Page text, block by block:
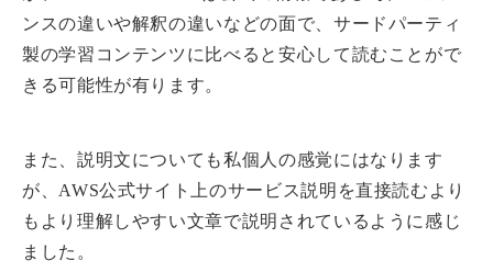
ンスの違いや解釈の違いなどの面で、サードパーティ
製の学習コンテンツに比べると安心して読むことがで
きる可能性が有ります。
また、説明文についても私個人の感覚にはなります
が、AWS公式サイト上のサービス説明を直接読むより
もより理解しやすい文章で説明されているように感じ
ました。